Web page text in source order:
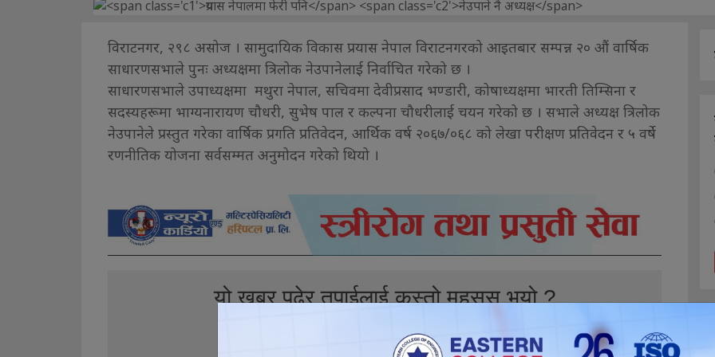
विराटनगर, २९८ असोज । सामुदायिक विकास प्रयास नेपाल विराटनगरको आइतबार सम्पन्न २० औं वार्षिक
साधारणसभाले पुनः अध्यक्षमा त्रिलोक नेउपानेलाई निर्वाचित गरेको छ ।
साधारणसभाले उपाध्यक्षमा मथुरा नेपाल, सचिवमा देवीप्रसाद भण्डारी, कोषाध्यक्षमा भारती तिम्सिना र
सदस्यहरूमा भाग्यनारायण चौधरी, सुभेष पाल र कल्पना चौधरीलाई चयन गरेको छ । सभाले अध्यक्ष त्रिलोक
नेउपानेले प्रस्तुत गरेका वार्षिक प्रगति प्रतिवेदन, आर्थिक वर्ष २०६७/०६८ को लेखा परीक्षण प्रतिवेदन र ५ वर्षे
रणनीतिक योजना सर्वसम्मत अनुमोदन गरेको थियो ।
यो खबर पढेर तपाईलाई कस्तो महसुस भयो ?